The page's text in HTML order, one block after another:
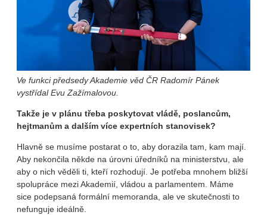
Ve funkci předsedy Akademie věd ČR Radomír Pánek
vystřídal Evu Zažímalovou.
Takže je v plánu třeba poskytovat vládě, poslancům,
hejtmanům a dalším více expertních stanovisek?
Hlavně se musíme postarat o to, aby dorazila tam, kam mají.
Aby nekončila někde na úrovni úředníků na ministerstvu, ale
aby o nich věděli ti, kteří rozhodují. Je potřeba mnohem bližší
spolupráce mezi Akademií, vládou a parlamentem. Máme
sice podepsaná formální memoranda, ale ve skutečnosti to
nefunguje ideálně.